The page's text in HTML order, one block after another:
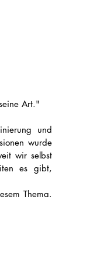
Art."
und
wurde
wir selbst
es gibt,
Thema.